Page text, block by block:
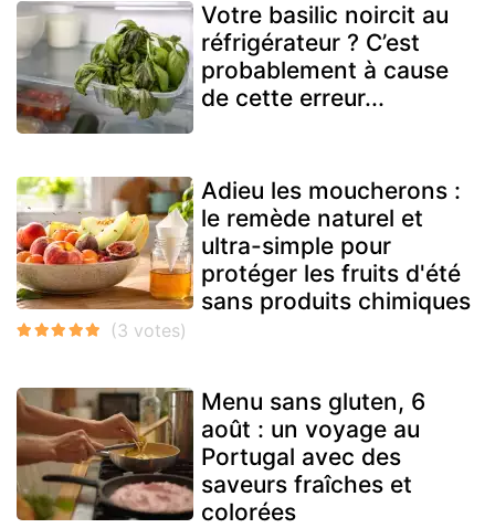
Votre basilic noircit au
réfrigérateur ? C’est
probablement à cause
de cette erreur...
Adieu les moucherons :
le remède naturel et
ultra-simple pour
protéger les fruits d'été
sans produits chimiques
Menu sans gluten, 6
août : un voyage au
Portugal avec des
saveurs fraîches et
colorées